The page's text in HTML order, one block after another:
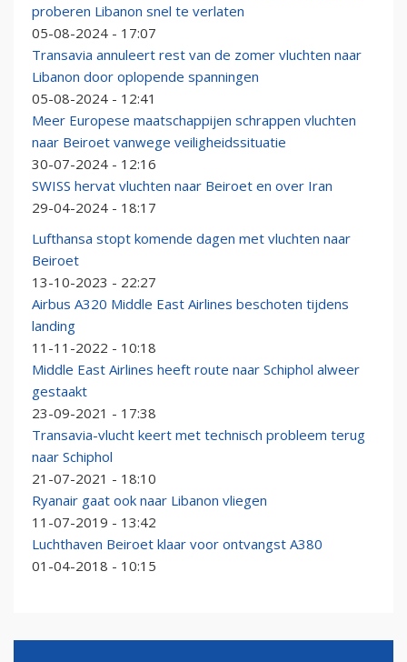
proberen Libanon snel te verlaten
05-08-2024 - 17:07
Transavia annuleert rest van de zomer vluchten naar
Libanon door oplopende spanningen
05-08-2024 - 12:41
Meer Europese maatschappijen schrappen vluchten
naar Beiroet vanwege veiligheidssituatie
30-07-2024 - 12:16
SWISS hervat vluchten naar Beiroet en over Iran
29-04-2024 - 18:17
Lufthansa stopt komende dagen met vluchten naar
Beiroet
13-10-2023 - 22:27
Airbus A320 Middle East Airlines beschoten tijdens
landing
11-11-2022 - 10:18
Middle East Airlines heeft route naar Schiphol alweer
gestaakt
23-09-2021 - 17:38
Transavia-vlucht keert met technisch probleem terug
naar Schiphol
21-07-2021 - 18:10
Ryanair gaat ook naar Libanon vliegen
11-07-2019 - 13:42
Luchthaven Beiroet klaar voor ontvangst A380
01-04-2018 - 10:15